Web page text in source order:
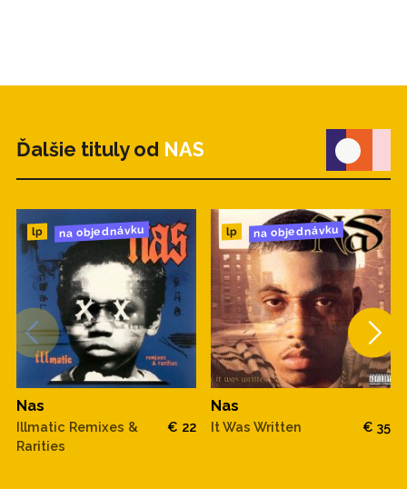
Ďalšie tituly od NAS
lp na objednávku
Nas
Illmatic Remixes &
Rarities
€ 22
lp na objednávku
Nas
It Was Written € 35